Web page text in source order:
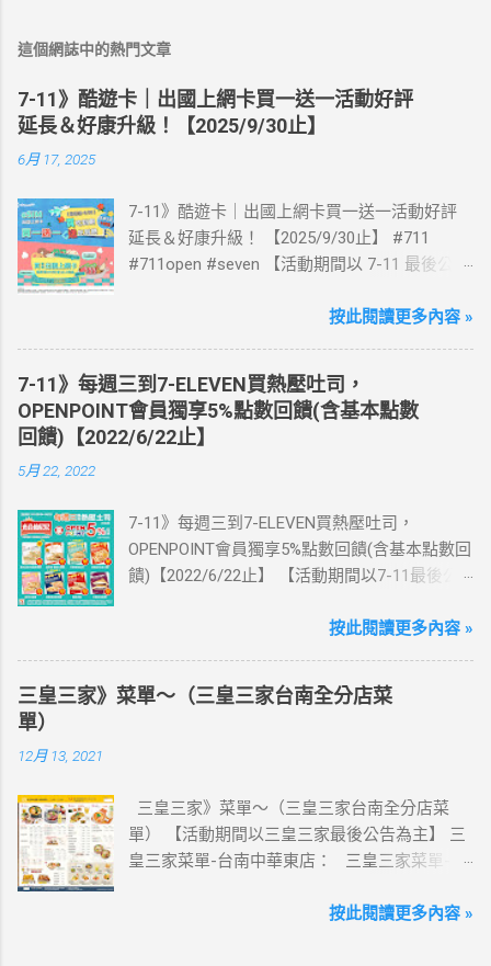
這個網誌中的熱門文章
7-11》酷遊卡｜出國上網卡買一送一活動好評
延長＆好康升級！【2025/9/30止】
6月 17, 2025
7-11》酷遊卡｜出國上網卡買一送一活動好評
延長＆好康升級！ 【2025/9/30止】 #711
#711open #seven 【活動期間以 7-11 最後公告
國上網卡 方便、快速、享買一送一優惠！ > 實
送王品集團300元即享券。 (出國開通啟用後回
活動網站登錄 【點我登錄】 ) > eSIM出國上網
卡：好康升級！購買eSIM「吃到飽」方案；即
送同天數「吃到飽」方案。 (例：買1張日本5天
來超商買省錢又方便💰 ·活動詳情：好康優惠看
這邊 【點我看好康優惠】 ·eSIM ibon 購買教學
【點我觀看教學】 📲 全球上網首選，速度穩
澳、美國、菲律賓、歐洲、土耳其 熱門地區通
通有 📲 立即取卡免等待超便利 ✈️ 180天彈性開
通不怕過期 🧳 一人買兩人用，享受出國網路自
由~~eSIM吃到飽買一送一 eSIM適用機型： ※
字，表示您的手機支援 eSIM 功能。 ●不支援鎖
卡機、平板、電信業者客製機、網路分享器、
中國大陸銷售的 iPhone手機。 【Apple】（執
2.iPhone 15 3.iPhone 14 4.iPhone 13 5.iPhone
按此閱讀更多內容 »
7-11》每週三到7-ELEVEN買熱壓吐司，
OPENPOINT會員獨享5%點數回饋(含基本點數
回饋)【2022/6/22止】
5月 22, 2022
7-11》每週三到7-ELEVEN買熱壓吐司，
OPENPOINT會員獨享5%點數回饋(含基本點數回
饋)【2022/6/22止】 【活動期間以7-11最後公
111/5/4~6/22 每週三到7-ELEVEN買熱壓吐司
饋) 【販售門市查詢】
https://emap.pcsc.com.tw/emap.aspx# 小編推
台式傳統口味~好評回購 注意事項 1.本優惠不得
與其他優惠並行。商品數量以各門市實際可販
售數量為準。 2.活動期間OPENPOINT會員需報
icash2.0二代卡(含聯名卡)或OPEN錢包(含
按此閱讀更多內容 »
三皇三家》菜單～（三皇三家台南全分店菜
單）
12月 13, 2021
三皇三家》菜單～（三皇三家台南全分店菜
單） 【活動期間以三皇三家最後公告為主】 三
皇三家菜單-台南中華東店： 三皇三家菜單-台
皇三家菜單-歸仁店： 三皇三家菜單-永康愛買
按此閱讀更多內容 »